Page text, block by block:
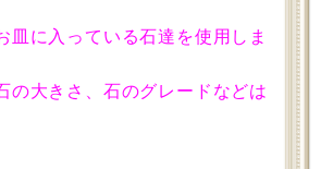
皿に入っている石達を使用しま
の大きさ、石のグレードなどは